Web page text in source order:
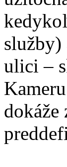
služby)
ulici –
dokáže